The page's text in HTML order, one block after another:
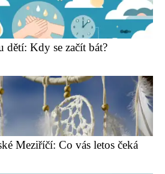
dětí: Kdy se začít bát?
Meziříčí: Co vás letos čeká